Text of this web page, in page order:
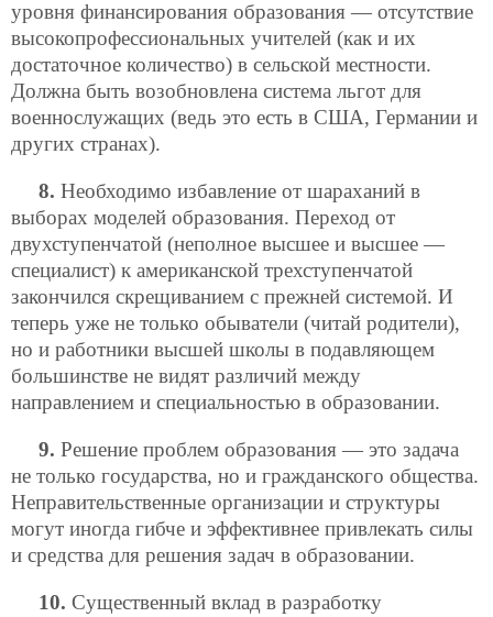
уровня финансирования образования — отсутствие
высокопрофессиональных учителей (как и их
достаточное количество) в сельской местности.
Должна быть возобновлена система льгот для
военнослужащих (ведь это есть в США, Германии и
других странах).
8. Необходимо избавление от шараханий в
выборах моделей образования. Переход от
двухступенчатой (неполное высшее и высшее —
специалист) к американской трехступенчатой
закончился скрещиванием с прежней системой. И
теперь уже не только обыватели (читай родители),
но и работники высшей школы в подавляющем
большинстве не видят различий между
направлением и специальностью в образовании.
9. Решение проблем образования — это задача
не только государства, но и гражданского общества.
Неправительственные организации и структуры
могут иногда гибче и эффективнее привлекать силы
и средства для решения задач в образовании.
10. Существенный вклад в разработку